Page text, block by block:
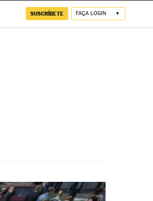
SUSCRÍBETE FAÇA LOGIN